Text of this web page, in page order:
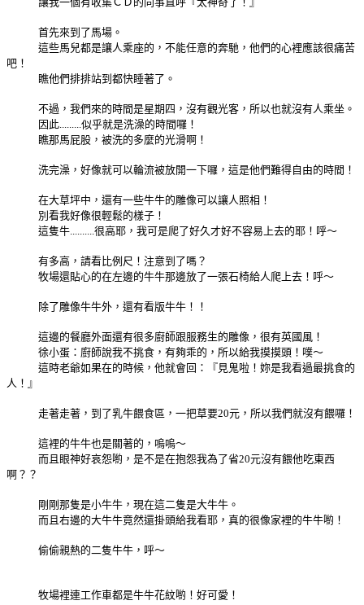
首先來到了馬場。
這些馬兒都是讓人乘座的，不能任意的奔馳，他們的心裡應該很痛苦
吧！
瞧他們排排站到都快睡著了。
不過，我們來的時間是星期四，沒有觀光客，所以也就沒有人乘坐。
因此.........似乎就是洗澡的時間囉！
瞧那馬屁股，被洗的多麼的光滑啊！
洗完澡，好像就可以輪流被放開一下囉，這是他們難得自由的時間！
在大草坪中，還有一些牛牛的雕像可以讓人照相！
別看我好像很輕鬆的樣子！
這隻牛..........很高耶，我可是爬了好久才好不容易上去的耶！呼～
有多高，請看比例尺！注意到了嗎？
牧場還貼心的在左邊的牛牛那邊放了一張石椅給人爬上去！呼～
除了雕像牛牛外，還有看版牛牛！！
這邊的餐廳外面還有很多廚師跟服務生的雕像，很有英國風！
徐小蛋：廚師說我不挑食，有夠乖的，所以給我摸摸頭！噗～
這時老爺如果在的時候，他就會回：『見鬼啦！妳是我看過最挑食的
人！』
走著走著，到了乳牛餵食區，一把草要20元，所以我們就沒有餵囉！
這裡的牛牛也是關著的，嗚嗚～
而且眼神好哀怨喲，是不是在抱怨我為了省20元沒有餵他吃東西
啊？？
剛剛那隻是小牛牛，現在這二隻是大牛牛。
而且右邊的大牛牛竟然還掛頭給我看耶，真的很像家裡的牛牛喲！
偷偷親熱的二隻牛牛，呼～
牧場裡連工作車都是牛牛花紋喲！好可愛！